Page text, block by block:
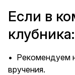
Если в
клубника:
• Рекомендуем
вручения.